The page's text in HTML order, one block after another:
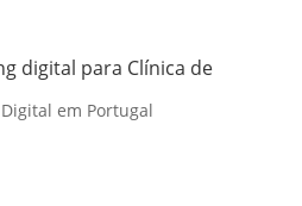
digital para Clínica de
em Portugal